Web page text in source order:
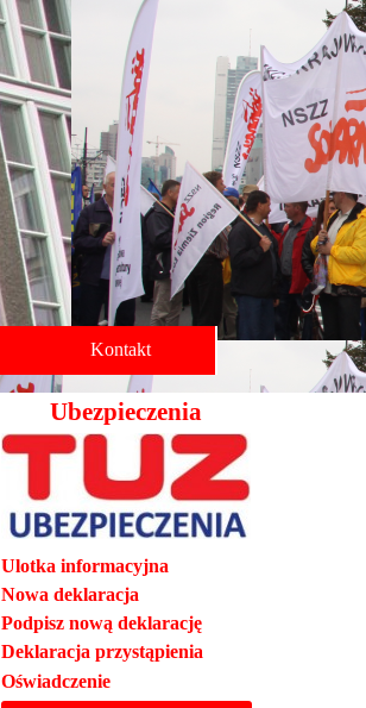
Kontakt
Ulotka informacyjna
Nowa deklaracja
Podpisz nową deklarację
Deklaracja przystąpienia
Oświadczenie
Ubezpieczenia